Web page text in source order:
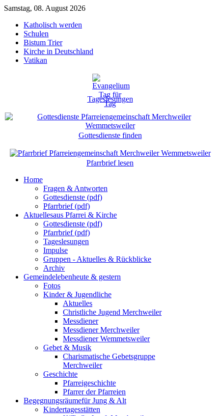
Samstag, 08. August 2026
Katholisch werden
Schulen
Bistum Trier
Kirche in Deutschland
Vatikan
Tageslesungen
Gottesdienste finden
Pfarrbrief lesen
Home
Fragen & Antworten
Gottesdienste (pdf)
Pfarrbrief (pdf)
Aktuellesaus Pfarrei & Kirche
Gottesdienste (pdf)
Pfarrbrief (pdf)
Tageslesungen
Impulse
Gruppen - Aktuelles & Rückblicke
Archiv
Gemeindelebenheute & gestern
Fotos
Kinder & Jugendliche
Aktuelles
Christliche Jugend Merchweiler
Messdiener
Messdiener Merchweiler
Messdiener Wemmetsweiler
Gebet & Musik
Charismatische Gebetsgruppe
Merchweiler
Geschichte
Pfarreigeschichte
Pfarrer der Pfarreien
Begegnungsräumefür Jung & Alt
Kindertagesstätten